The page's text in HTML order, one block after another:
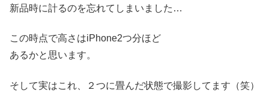
新品時に計るのを忘れてしまいました…
この時点で高さはiPhone2つ分ほど
あるかと思います。
そして実はこれ、２つに畳んだ状態で撮影してます（笑）